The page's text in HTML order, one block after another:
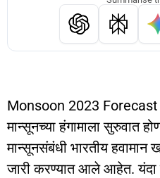
Monsoon 2023
मान्सूनच्या हंगामाला सुरुवात
मान्सूनसंबंधी भारतीय
जारी करण्यात आले आहेत. यंदा